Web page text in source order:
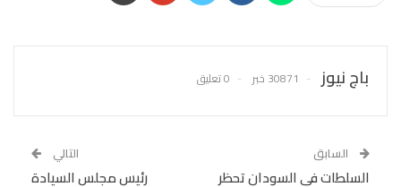
باج نيوز 30871 خبر 0 تعليق
السابق
السلطات في السودان تحظر
التالي
رئيس مجلس السيادة